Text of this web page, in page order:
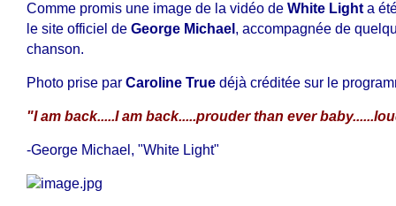
Comme promis une image de la vidéo de White Light a
le site officiel de George Michael , accompagnée de
chanson.
Photo prise par Caroline True déjà créditée sur le
"I am back.....I am back.....prouder than ever
-George Michael, "White Light"